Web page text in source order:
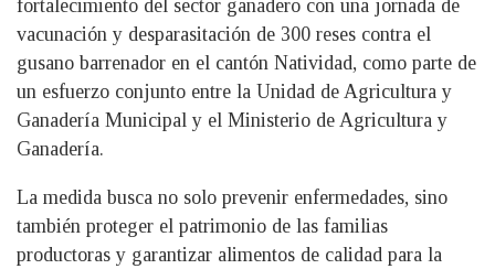
fortalecimiento del sector ganadero con una jornada de
vacunación y desparasitación de 300 reses contra el
gusano barrenador en el cantón Natividad, como parte de
un esfuerzo conjunto entre la Unidad de Agricultura y
Ganadería Municipal y el Ministerio de Agricultura y
Ganadería.
La medida busca no solo prevenir enfermedades, sino
también proteger el patrimonio de las familias
productoras y garantizar alimentos de calidad para la